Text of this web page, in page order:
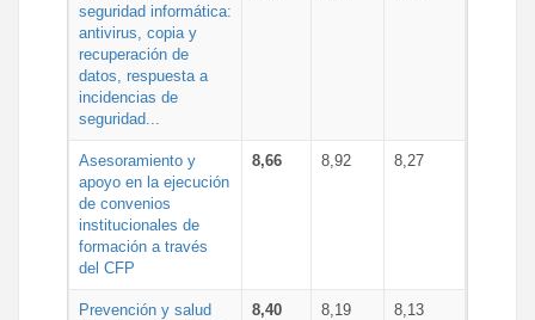
seguridad informática:
antivirus, copia y
recuperación de
datos, respuesta a
incidencias de
seguridad...
Asesoramiento y
apoyo en la ejecución
de convenios
institucionales de
formación a través
del CFP
8,66 8,92 8,27
Prevención y salud
8,40 8,19 8,13